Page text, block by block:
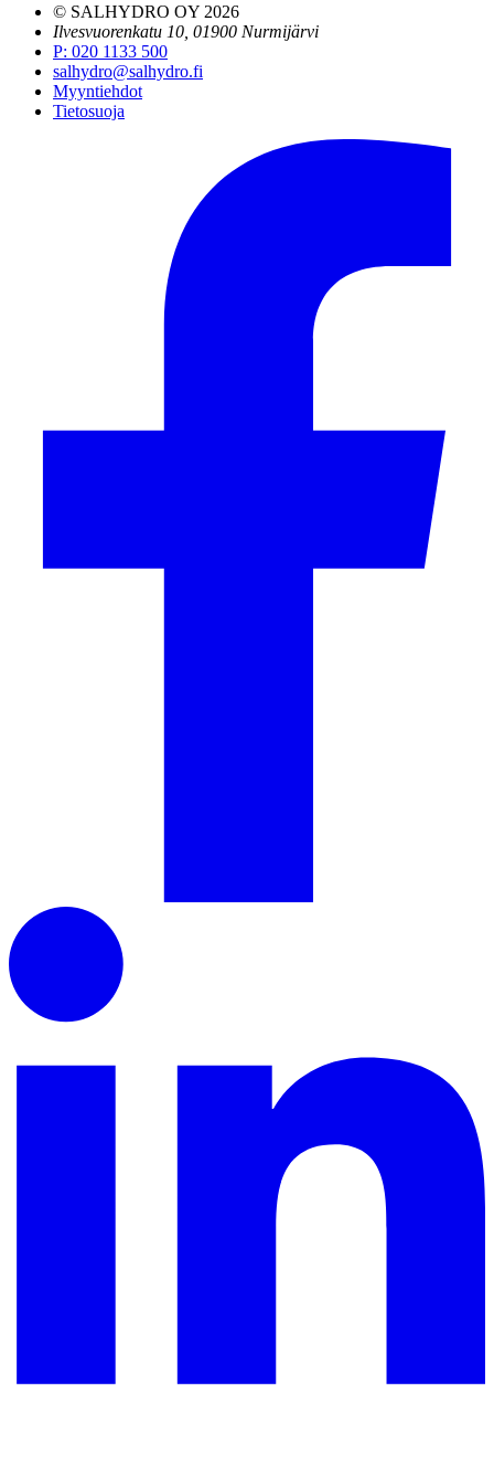
© SALHYDRO OY 2026
Ilvesvuorenkatu 10, 01900 Nurmijärvi
P: 020 1133 500
salhydro@salhydro.fi
Myyntiehdot
Tietosuoja